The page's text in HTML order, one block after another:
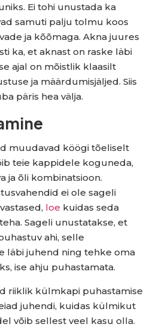
Ei tohi unustada ka
samuti palju tolmu koos
ja kõõmaga. Akna juures
ka, et aknast on raske läbi
ajal on mõistlik klaasilt
ja määrdumisjäljed. Siis
päris hea välja.
muudavad köögi tõeliselt
teie kappidele koguneda,
ja õli kombinatsioon.
ei ole sageli
loe kuidas seda
Sageli unustatakse, et
ahi, selle
läbi juhend ning tehke oma
ise ahju puhastamata.
riiklik külmkapi puhastamise
juhendi, kuidas külmikut
võib sellest veel kasu olla.